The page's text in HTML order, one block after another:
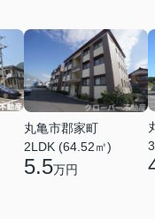
丸亀市郡家町
2LDK (64.52㎡)
5.5万円